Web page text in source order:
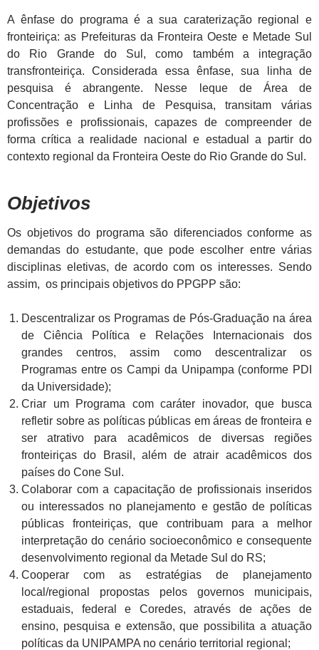
A ênfase do programa é a sua caraterização regional e
fronteiriça: as Prefeituras da Fronteira Oeste e Metade Sul
do Rio Grande do Sul, como também a integração
transfronteiriça. Considerada essa ênfase, sua linha de
pesquisa é abrangente. Nesse leque de Área de
Concentração e Linha de Pesquisa, transitam várias
profissões e profissionais, capazes de compreender de
forma crítica a realidade nacional e estadual a partir do
contexto regional da Fronteira Oeste do Rio Grande do Sul.
Objetivos
Os objetivos do programa são diferenciados conforme as
demandas do estudante, que pode escolher entre várias
disciplinas eletivas, de acordo com os interesses. Sendo
assim, os principais objetivos do PPGPP são:
Descentralizar os Programas de Pós-Graduação na área
de Ciência Política e Relações Internacionais dos
grandes centros, assim como descentralizar os
Programas entre os Campi da Unipampa (conforme PDI
da Universidade);
Criar um Programa com caráter inovador, que busca
refletir sobre as políticas públicas em áreas de fronteira e
ser atrativo para acadêmicos de diversas regiões
fronteiriças do Brasil, além de atrair acadêmicos dos
países do Cone Sul.
Colaborar com a capacitação de profissionais inseridos
ou interessados no planejamento e gestão de políticas
públicas fronteiriças, que contribuam para a melhor
interpretação do cenário socioeconômico e consequente
desenvolvimento regional da Metade Sul do RS;
Cooperar com as estratégias de planejamento
local/regional propostas pelos governos municipais,
estaduais, federal e Coredes, através de ações de
ensino, pesquisa e extensão, que possibilita a atuação
políticas da UNIPAMPA no cenário territorial regional;